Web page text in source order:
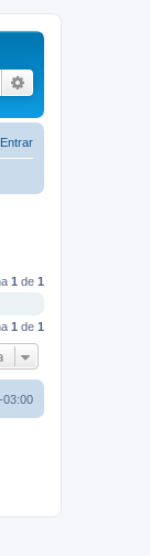
Pesquisar
Entrar
1 de 1
1 de 1
03:00